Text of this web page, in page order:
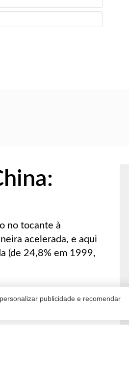
publicidade e recomendar
no tocante à
acelerada, e aqui
(de 24,8% em 1999,